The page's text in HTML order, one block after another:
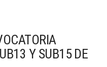
Y SUB15 DE